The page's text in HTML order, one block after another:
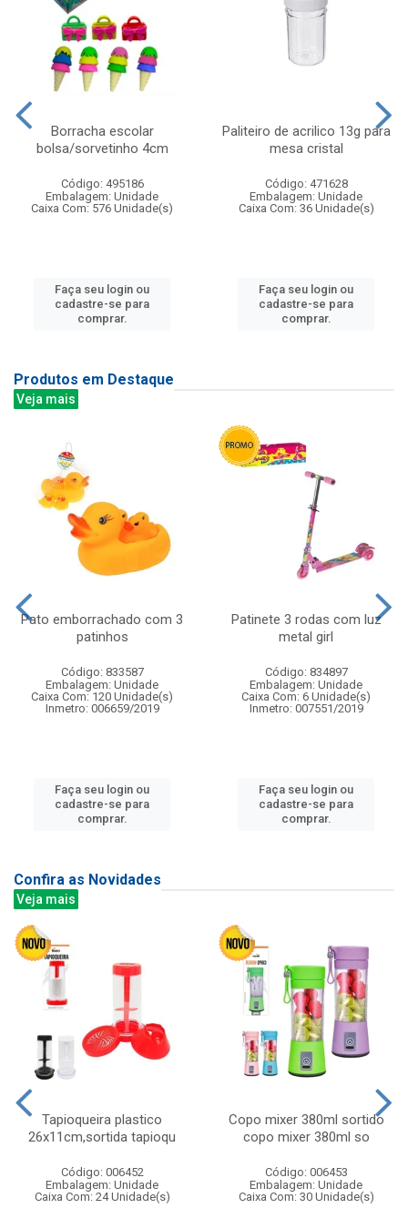
Borracha escolar
bolsa/sorvetinho 4cm
Código: 495186
Embalagem: Unidade
Caixa Com: 576 Unidade(s)
Faça seu login ou
cadastre-se para
comprar.
Paliteiro de acrilico 13g para
mesa cristal
Código: 471628
Embalagem: Unidade
Caixa Com: 36 Unidade(s)
Faça seu login ou
cadastre-se para
comprar.
Produtos em Destaque
Veja mais
Pato emborrachado com 3
patinhos
Código: 833587
Embalagem: Unidade
Caixa Com: 120 Unidade(s)
Inmetro: 006659/2019
Faça seu login ou
cadastre-se para
comprar.
Patinete 3 rodas com luz
metal girl
Código: 834897
Embalagem: Unidade
Caixa Com: 6 Unidade(s)
Inmetro: 007551/2019
Faça seu login ou
cadastre-se para
comprar.
Confira as Novidades
Veja mais
Tapioqueira plastico
26x11cm,sortida tapioqu
Código: 006452
Embalagem: Unidade
Caixa Com: 24 Unidade(s)
Copo mixer 380ml sortido
copo mixer 380ml so
Código: 006453
Embalagem: Unidade
Caixa Com: 30 Unidade(s)